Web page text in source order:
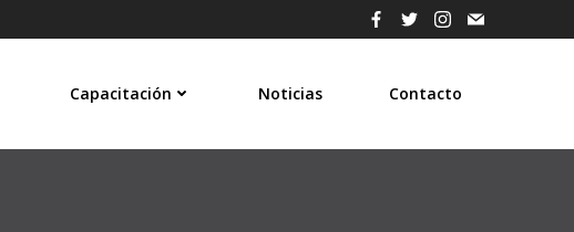
Capacitación Noticias Contacto